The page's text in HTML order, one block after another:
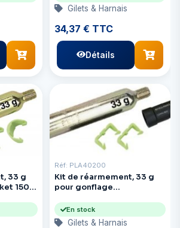
Gilets & Harnais
34,37 € TTC
Détails
33 g
150N
Réf: PLA40200
Kit de réarmement, 33 g
pour gonflage
En stock
Gilets & Harnais